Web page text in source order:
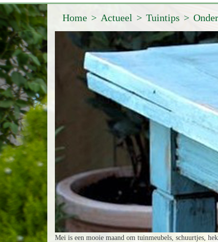
Home Actueel Tuintips
Mei is een mooie maand om tuinmeubels, schuurtjes,